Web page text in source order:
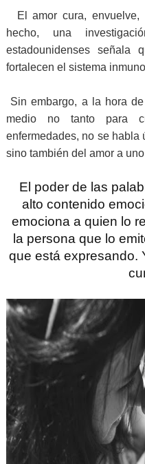
El amor cura, envuelve,
hecho, una
estadounidenses señala
fortalecen el sistema
Sin embargo, a la hora
medio no tanto para
enfermedades, no se habla
sino también del amor a
El poder de las
alto contenido
emociona a quien lo
la persona que lo
que está expresando.